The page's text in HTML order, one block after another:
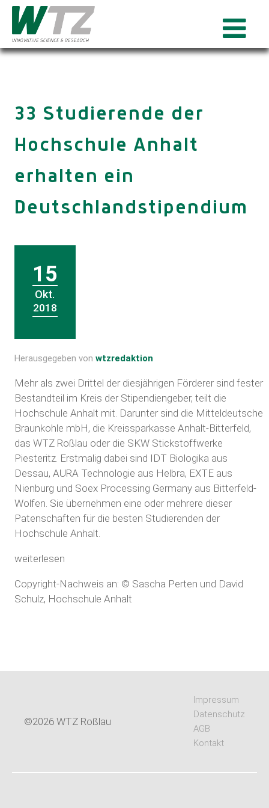
33 Studierende der
Hochschule Anhalt
erhalten ein
Deutschlandstipendium
15
Okt.
2018
Herausgegeben von wtzredaktion
Mehr als zwei Drittel der diesjährigen Förderer sind fester
Bestandteil im Kreis der Stipendiengeber, teilt die
Hochschule Anhalt mit. Darunter sind die Mitteldeutsche
Braunkohle mbH, die Kreissparkasse Anhalt-Bitterfeld,
das WTZ Roßlau oder die SKW Stickstoffwerke
Piesteritz. Erstmalig dabei sind IDT Biologika aus
Dessau, AURA Technologie aus Helbra, EXTE aus
Nienburg und Soex Processing Germany aus Bitterfeld-
Wolfen. Sie übernehmen eine oder mehrere dieser
Patenschaften für die besten Studierenden der
Hochschule Anhalt.
weiterlesen
Copyright-Nachweis an: © Sascha Perten und David
Schulz, Hochschule Anhalt
©2026 WTZ Roßlau
Impressum
Datenschutz
AGB
Kontakt